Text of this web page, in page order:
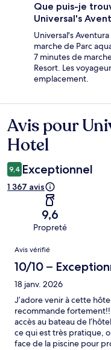
Que puis-je
Universal's
Universal's
marche de Parc
7 minutes de
Resort. Les
emplacement.
Avis
Avis pour
Hotel
9,4 Exceptionnel
1 367 avis
9,6
Propreté
Avis
Avis vérifié
10/10 –
18 janv. 2026
J’adore venir à cette
recommande fortement!!
accès au bateau de
ce qui est très pratique,
face de la piscine pour